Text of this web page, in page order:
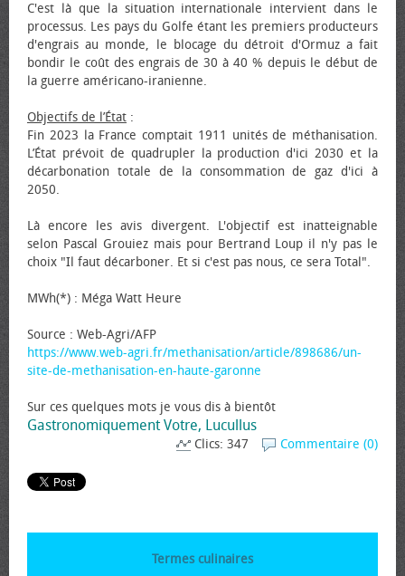
C'est là que la situation internationale intervient dans le
processus. Les pays du Golfe étant les premiers producteurs
d'engrais au monde, le blocage du détroit d'Ormuz a fait
bondir le coût des engrais de 30 à 40 % depuis le début de
la guerre américano-iranienne.
Objectifs de l’État :
Fin 2023 la France comptait 1911 unités de méthanisation.
L’État prévoit de quadrupler la production d'ici 2030 et la
décarbonation totale de la consommation de gaz d'ici à
2050.
Là encore les avis divergent. L'objectif est inatteignable
selon Pascal Grouiez mais pour Bertrand Loup il n'y pas le
choix "Il faut décarboner. Et si c'est pas nous, ce sera Total".
MWh(*) : Méga Watt Heure
Source : Web-Agri/AFP
https://www.web-agri.fr/methanisation/article/898686/un-
site-de-methanisation-en-haute-garonne
Sur ces quelques mots je vous dis à bientôt
Gastronomiquement Votre, Lucullus
Commentaire (0)
Clics: 347
Termes culinaires